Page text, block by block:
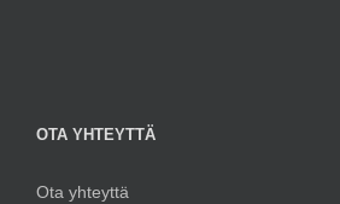
OTA YHTEYTTÄ
Ota yhteyttä